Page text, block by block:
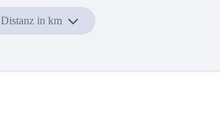
Distanz in km